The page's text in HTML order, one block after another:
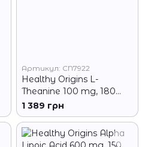
Артикул: CN7922
Healthy Origins L-
Theanine 100 mg, 180
вегакапсул
1 389 грн